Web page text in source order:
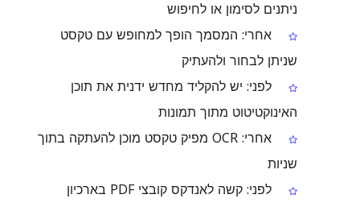
ניתנים לסימון או לחיפוש
אחרי: המסמך הופך למחופש עם טקסט
שניתן לבחור ולהעתיק
לפני: יש להקליד מחדש ידנית את תוכן
האינוקטיטוט מתוך תמונות
אחרי: OCR מפיק טקסט מוכן להעתקה בתוך
שניות
לפני: קשה לאנדקס קובצי PDF בארכיון